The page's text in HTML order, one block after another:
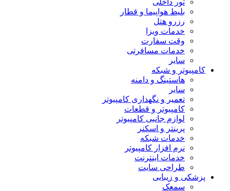
تور داخلی
بلیط هواپیما و قطار
رزرو هتل
خدمات ویزا
وقت سفارت
خدمات مسافرتی
سایر
کامپیوتر و شبکه
هاستینگ و دامنه
سایر
تعمیر و نگهداری کامپیوتر
کامپیوتر و قطعات
لوازم جانبی کامپیوتر
پرینتر و اسکنر
خدمات شبکه
نرم افزار کامپیوتر
خدمات اینترنت
طراحی سایت
پزشکی و زیبایی
سمعک